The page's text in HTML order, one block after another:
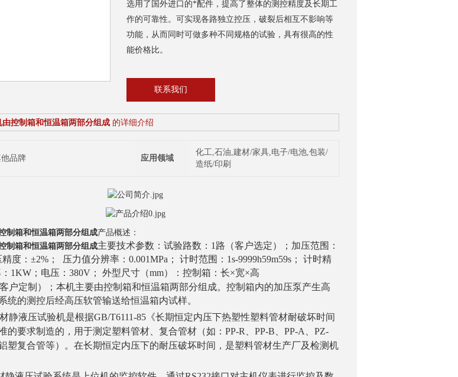
选用了国外进口的*配件，提高了整体的测控精度及长期工
作的可靠性。可实现各路独立控压，破裂后相互不影响等
功能，从而同时可做多种不同规格的试验，具有很高的性
能价格比。
联系我们
控制箱和恒温箱两部分组成 的详细介绍
品牌 应用领域
化工,石油,建材/家具,电子/电池,包装/
造纸/印刷
制箱和恒温箱两部分组成产品概述：
制箱和恒温箱两部分组成主要技术参数：试验路数：1路（客户选定）；加压范围：
度：±2%；
压力值分辨率：0.001MPa； 计时范围：1s-9999h59m59s；
计时精
1KW；电压：380V； 外型尺寸（mm）： 控制箱：长×宽×高
户定制）； 本机主要由控制箱和恒温箱两部分组成。控制箱内的加压泵产生高
统的测控后经高压软管输送给恒温箱内试样。
静液压试验机是根据GB/T6111-85《长期恒定内压下热塑性塑料管材耐破坏时间
的要求制造的，用于测定塑料管材、复合管材（如：PP-R、PP-B、PP-A、PZ-
塑复合管等）。在长期恒定内压下的耐压破坏时间，是塑料管材生产厂及检测机